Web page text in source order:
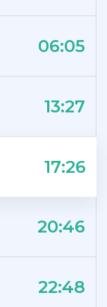
06:05
13:27
17:26
20:46
22:48